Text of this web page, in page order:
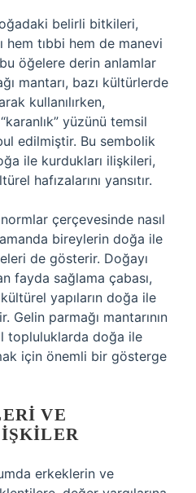
belirli bitkileri,
hem tıbbi hem de manevi
öğelere derin anlamlar
mantarı, bazı kültürlerde
kullanılırken,
yüzünü temsil
edilmiştir. Bu sembolik
ile kurdukları ilişkileri,
hafızalarını yansıtır.
çerçevesinde nasıl
bireylerin doğa ile
de gösterir. Doğayı
fayda sağlama çabası,
yapıların doğa ile
Gelin parmağı mantarının
topluluklarda doğa ile
için önemli bir gösterge
VE
erkeklerin ve